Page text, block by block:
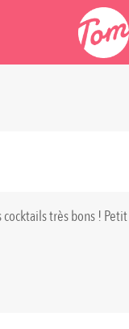
très bons !